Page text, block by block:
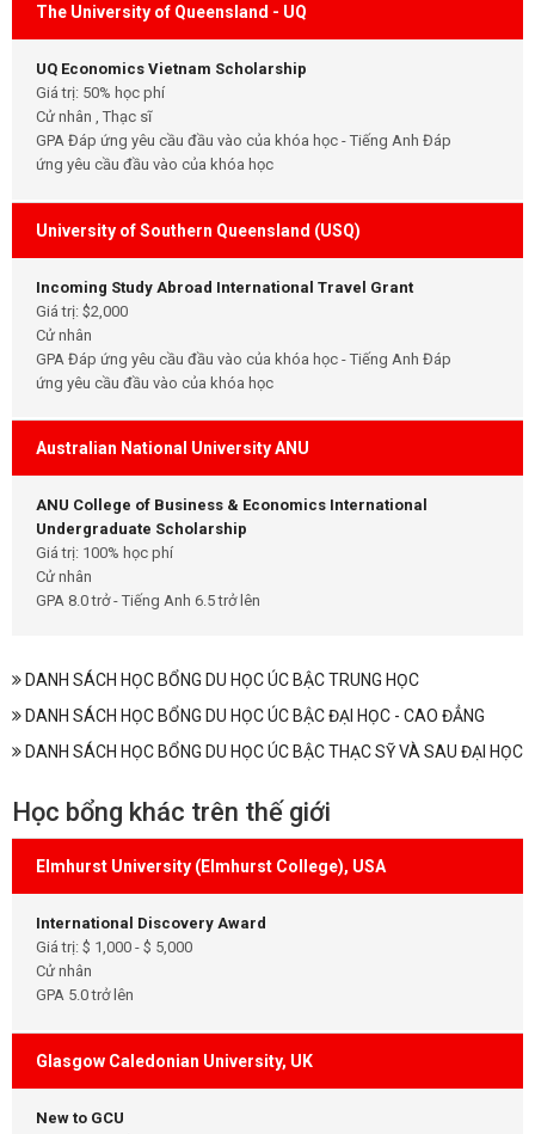
The University of Queensland - UQ
UQ Economics Vietnam Scholarship
Giá trị: 50% học phí
Cử nhân , Thạc sĩ
GPA Đáp ứng yêu cầu đầu vào của khóa học - Tiếng Anh Đáp
ứng yêu cầu đầu vào của khóa học
University of Southern Queensland (USQ)
Incoming Study Abroad International Travel Grant
Giá trị: $2,000
Cử nhân
GPA Đáp ứng yêu cầu đầu vào của khóa học - Tiếng Anh Đáp
ứng yêu cầu đầu vào của khóa học
Australian National University ANU
ANU College of Business & Economics International
Undergraduate Scholarship
Giá trị: 100% học phí
Cử nhân
GPA 8.0 trở - Tiếng Anh 6.5 trở lên
DANH SÁCH HỌC BỔNG DU HỌC ÚC BẬC TRUNG HỌC
DANH SÁCH HỌC BỔNG DU HỌC ÚC BẬC ĐẠI HỌC - CAO ĐẲNG
DANH SÁCH HỌC BỔNG DU HỌC ÚC BẬC THẠC SỸ VÀ SAU ĐẠI HỌC
Học bổng khác trên thế giới
Elmhurst University (Elmhurst College), USA
International Discovery Award
Giá trị: $ 1,000 - $ 5,000
Cử nhân
GPA 5.0 trở lên
Glasgow Caledonian University, UK
New to GCU